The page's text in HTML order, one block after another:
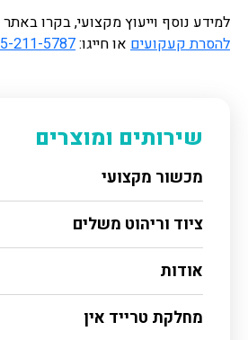
למידע נוסף וייעוץ מקצועי, בקרו
להסרת קעקועים או חייגו:211-5787
שירותים ומוצרים
מכשור מקצועי
ציוד וריהוט משלים
אודות
מחלקת טרייד אין